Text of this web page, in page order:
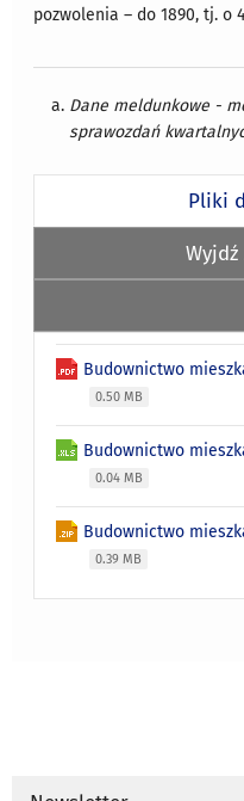
pozwolenia – do 1890, tj. o
Dane meldunkowe -
sprawozdań
Pliki
Budownictwo
0.50 MB
Budownictwo
0.04 MB
Budownictwo
0.39 MB